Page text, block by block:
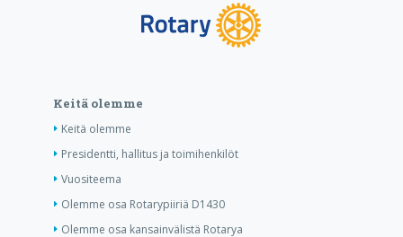
Keitä olemme
Keitä olemme
Presidentti, hallitus ja toimihenkilöt
Vuositeema
Olemme osa Rotarypiiriä D1430
Olemme osa kansainvälistä Rotarya